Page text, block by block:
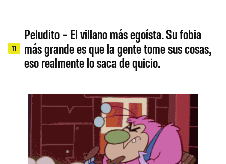
11
Peludito – El villano más egoísta. Su fobia
más grande es que la gente tome sus cosas,
eso realmente lo saca de quicio.